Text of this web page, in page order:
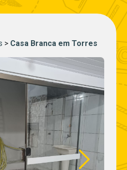
> Casa Branca em Torres